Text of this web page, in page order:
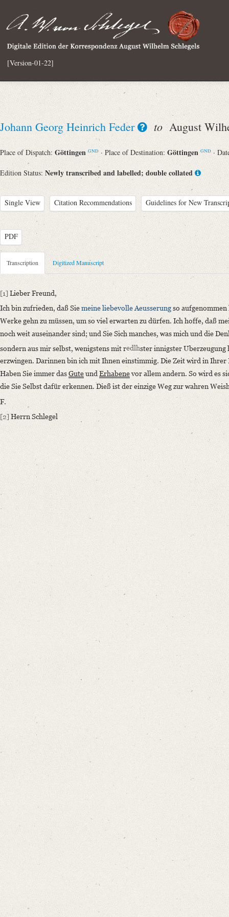
[Version-01-22]
Johann Georg Heinrich Feder to August
Place of Dispatch: Göttingen GND · Place of Destination: Göttingen GND ·
Edition Status: Newly transcribed and labelled; double collated
Single View Citation Recommendations Guidelines for New
PDF
Metadata Concerning Header
Sender: Johann Georg Heinrich Feder
Recipient: August Wilhelm von Schlegel
Place of Destination: Göttingen
Date: [zwischen 1786 und 1791]
Notations: Absender, Datum sowie Absende- und Empfangsort
Manuscript
Provider: Dresden, Sächsische Landesbibliothek - Staats- und
OAI Id: DE-1a-33563
Classification Number: Mscr.Dresd.e.90,XIX,Bd.8,Nr.45
Number of Pages: 1S., hs. m. U.
Format: 23,5 x 18,9 cm
Ich bin zufrieden, daß Sie meine liebevolle Aeusserung so
Language
Bamberg, Claudia
Transcription Digitized Manuscript
[1] Lieber Freund,
Ich bin zufrieden, daß Siemeine liebevolle Aeusserungso
Werke gehn zu müssen, um so viel erwarten zu dürfen. Ich hoffe, daß
noch weit auseinander sind; und Sie Sich manches, was mich und die
sondern aus mir selbst, wenigstens mit redlhster innigster
erzwingen. Darinnen bin ich mit Ihnen einstimmig. Die Zeit wird in Ihrer
Haben Sie immer dasGuteund Erhabenevor allem andern. So wird es
die Sie Selbst dafür erkennen. Dieß ist der einzige Weg zur wahren
F.
[2] Herrn Schlegel